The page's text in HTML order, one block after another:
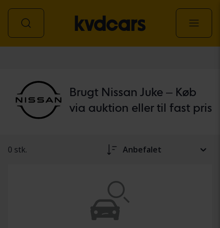
Brugt Nissan Juke – Køb
via auktion eller til fast pris
0 stk. Anbefalet